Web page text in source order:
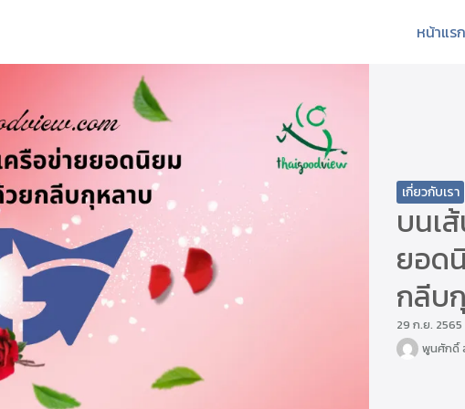
หน้าแรก
เกี่ยวกับเรา
บนเ
ยอด
กลีบ
29 ก.ย. 2565
พูนศักดิ์